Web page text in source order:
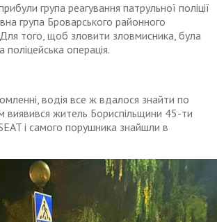
група реагування патрульної поліції
група Броварського районного
Для того, щоб зловити зловмисника, була
поліцейська операція.
водія все ж вдалося знайти по
виявився житель Бориспільщини 45-ти
і самого порушника знайшли в